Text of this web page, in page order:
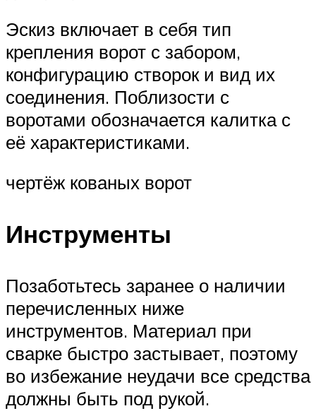
Эскиз включает в себя тип
крепления ворот с забором,
конфигурацию створок и вид их
соединения. Поблизости с
воротами обозначается калитка с
её характеристиками.
чертёж кованых ворот
Инструменты
Позаботьтесь заранее о наличии
перечисленных ниже
инструментов. Материал при
сварке быстро застывает, поэтому
во избежание неудачи все средства
должны быть под рукой.